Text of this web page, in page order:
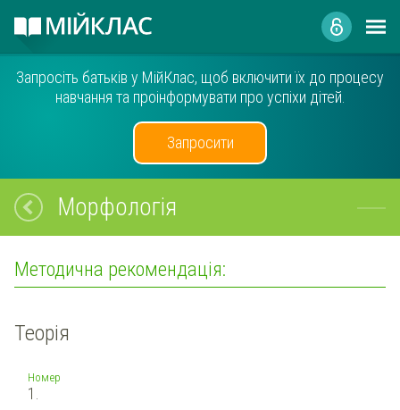
Запросіть батьків у МійКлас, щоб включити їх до процесу
навчання та проінформувати про успіхи дітей.
Запросити
Морфологія
Методична рекомендація:
Теорія
Номер
1.